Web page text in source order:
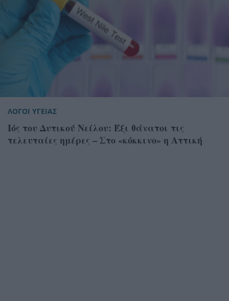
ΛΟΓΟΙ ΥΓΕΙΑΣ
Ιός του Δυτικού Νείλου: Έξι θάνατοι τις
τελευταίες ημέρες – Στο «κόκκινο» η Αττική